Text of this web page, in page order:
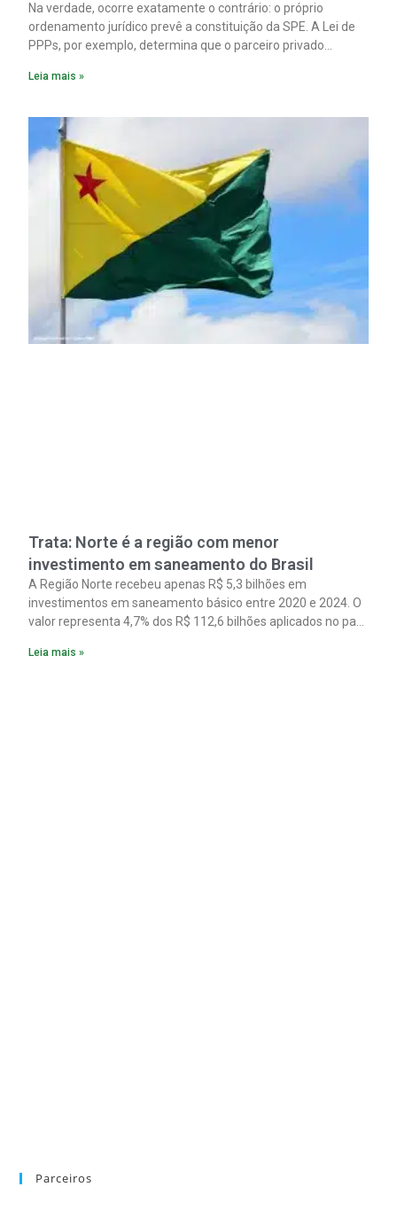
Na verdade, ocorre exatamente o contrário: o próprio
ordenamento jurídico prevê a constituição da SPE. A Lei de
PPPs, por exemplo, determina que o parceiro privado
empreendimento. Ou seja, a suposta “fraude à licitação” é
figura é facultativa e sujeita a uma escolha racional de
projeto a projeto.
Leia mais »
Trata: Norte é a região com menor
investimento em saneamento do Brasil
A Região Norte recebeu apenas R$ 5,3 bilhões em
investimentos em saneamento básico entre 2020 e 2024. O
valor representa 4,7% dos R$ 112,6 bilhões aplicados no país
Brasil em parceria com a GO Associados.
Leia mais »
Parceiros